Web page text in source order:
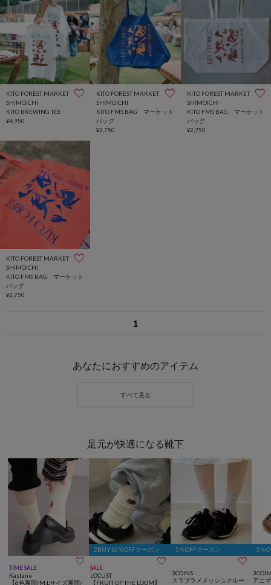
KITO FOREST MARKET
SHIMOICHI
KITO BREWING TEE
¥4,950
KITO FOREST MARKET
SHIMOICHI
KITO FMS BAG マーケット
バッグ
¥2,750
KITO FOREST MARKET
SHIMOICHI
KITO FMS BAG マーケット
バッグ
¥2,750
KITO FOREST MARKET
SHIMOICHI
KITO FMS BAG マーケット
バッグ
¥2,750
1
あなたにおすすめのアイテム
足元が快適になる靴下
TIME SALE 
Kastane
【6色展開/M.Lサイズ展開/
2BUY10％OFFクーポン
SALE 
LOCUST
【FRUIT OF THE LOOM】
5％OFFクーポン

3COINS
スラブラメメッシュクルー
5％
アニ